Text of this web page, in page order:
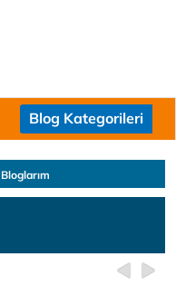
Blog Kategorileri
Bloglarım